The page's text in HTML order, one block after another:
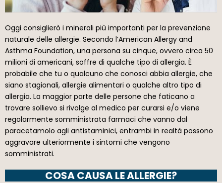
Oggi consiglierò i minerali più importanti per la prevenzione
naturale delle allergie. Secondo l’American Allergy and
Asthma Foundation, una persona su cinque, ovvero circa 50
milioni di americani, soffre di qualche tipo di allergia. È
probabile che tu o qualcuno che conosci abbia allergie, che
siano stagionali, allergie alimentari o qualche altro tipo di
allergia. La maggior parte delle persone che faticano a
trovare sollievo si rivolge al medico per curarsi e/o viene
regolarmente somministrata farmaci che vanno dal
paracetamolo agli antistaminici, entrambi in realtà possono
aggravare ulteriormente i sintomi che vengono
somministrati.
COSA CAUSA LE ALLERGIE?